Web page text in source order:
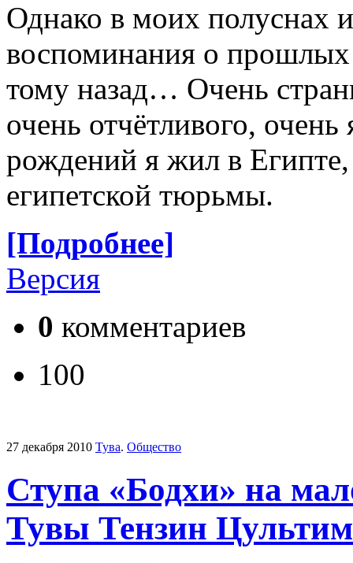
Однако в моих полуснах
воспоминания о
тому назад… Очень
очень отчётливого,
рождений я жил в
египетской тюрьмы.
[Подробнее]
Версия
0 комментариев
100
27 декабря 2010 Тува. Общество
Ступа «Бодхи» на
Тувы Тензин